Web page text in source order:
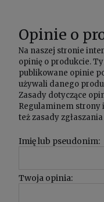
Opinie o
Na naszej stronie
opinię o produkcie.
publikowane opinie
używali danego
Zasady dotyczące
Regulaminem strony
też zasady
Imię lub pseudonim:
Twoja opinia: